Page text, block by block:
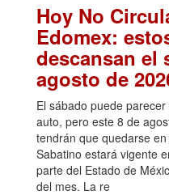
Hoy No
Edomex:
descansan el
agosto de
El sábado puede
auto, pero este 8 de
tendrán que quedarse
Sabatino estará vigente
parte del Estado de
del mes. La re